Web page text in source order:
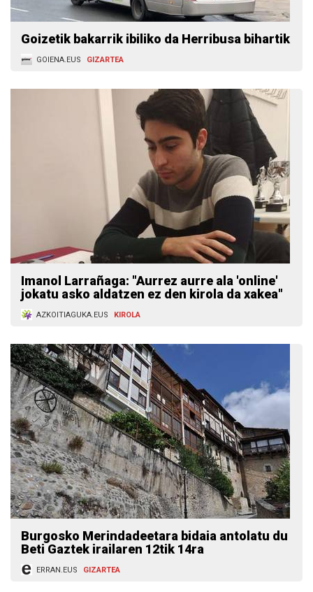
Goizetik bakarrik ibiliko da Herribusa bihartik
GOIENA.EUS GIZARTEA
Imanol Larrañaga: "Aurrez aurre ala 'online'
jokatu asko aldatzen ez den kirola da xakea"
AZKOITIAGUKA.EUS KIROLA
Burgosko Merindadeetara bidaia antolatu du
Beti Gaztek irailaren 12tik 14ra
ERRAN.EUS GIZARTEA